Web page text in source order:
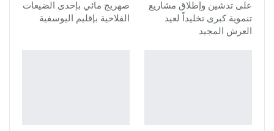
صهريج مائي بإحدى الضيعات
الفلاحية بإقليم اليوسفية
على تدشين وإطلاق مشاريع
تنموية كبرى تخليداً لعيد
العرش المجيد